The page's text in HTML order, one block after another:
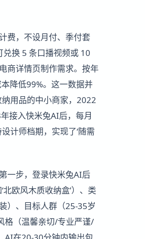
费，不设月付、季付套
换 5 条口播视频或 10
商详情页制作需求。按年
降低99%。这一数据并
纳用品的中小商家，2022
接入快米兔AI后，每月
计师档期，实现了‘随需
一步，登录快米兔AI后
欧风木质收纳盒’）、类
）、目标人群（25-35岁
格（温馨亲切/专业严谨/